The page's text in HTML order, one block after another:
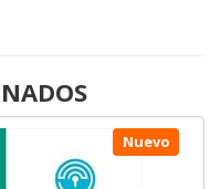
Nuevo